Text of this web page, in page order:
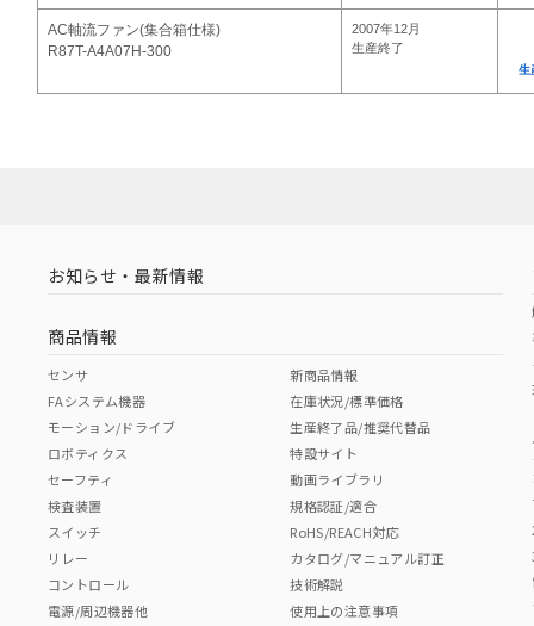
AC軸流ファン(集合箱仕様)
R87T-A4A07H-300
2007年12月
生産終了
生
お知らせ・最新情報
商品情報
センサ
FAシステム機器
モーション/ドライブ
ロボティクス
セーフティ
検査装置
スイッチ
リレー
コントロール
電源/周辺機器他
新商品情報
在庫状況/標準価格
生産終了品/推奨代替品
特設サイト
動画ライブラリ
規格認証/適合
RoHS/REACH対応
カタログ/マニュアル訂正
技術解説
使用上の注意事項